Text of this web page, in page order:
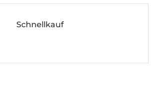
Schnellkauf